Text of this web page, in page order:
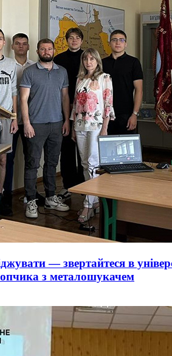
— звертайтеся в
з металошукачем